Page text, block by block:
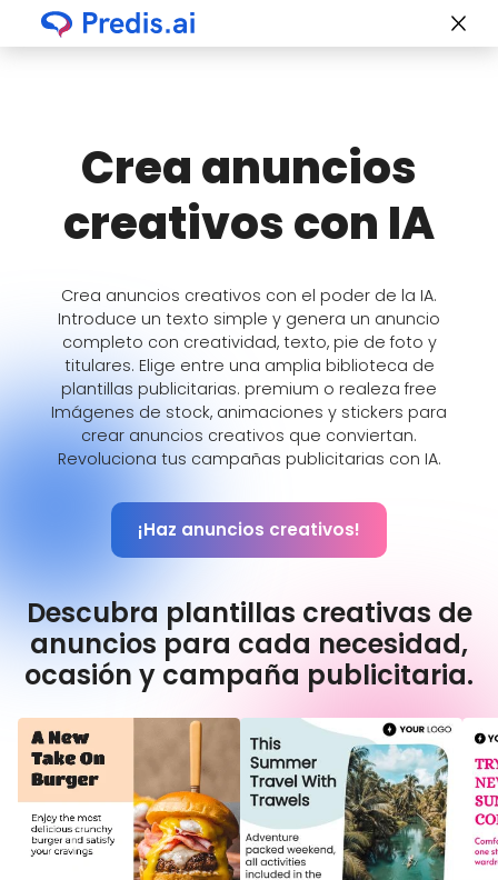
Crea anuncios
creativos con IA
Crea anuncios creativos con el poder de la IA.
Introduce un texto simple y genera un anuncio
completo con creatividad, texto, pie de foto y
titulares. Elige entre una amplia biblioteca de
plantillas publicitarias. premium o realeza free
Imágenes de stock, animaciones y stickers para
crear anuncios creativos que conviertan.
Revoluciona tus campañas publicitarias con IA.
¡Haz anuncios creativos!
Descubra plantillas creativas de
anuncios para cada necesidad,
ocasión y campaña publicitaria.